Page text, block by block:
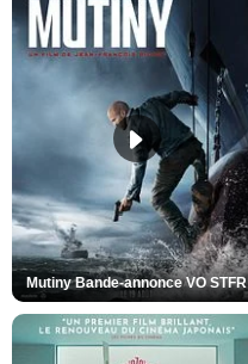
Mutiny Bande-annonce VO STFR